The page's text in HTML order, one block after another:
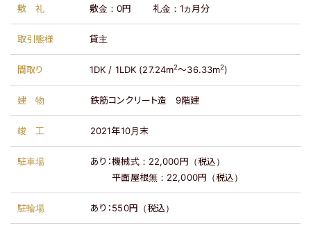
敷礼 敷金：0円 礼金： 1ヵ月分
取引態様 貸主
間取り 1DK / 1LDK (27.24m2～36.33m2)
建物 鉄筋コンクリート造 9階建
竣工 2021年10月末
駐車場 あり：機械式：22,000円（税込）
平面屋根無：22,000円（税込）
駐輪場 あり：550円（税込）